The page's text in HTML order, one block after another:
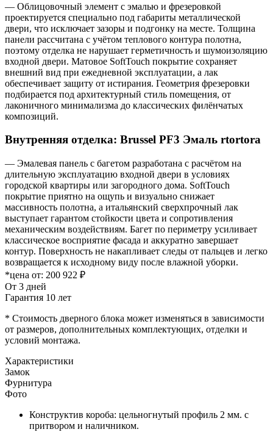
— Облицовочный элемент с эмалью и фрезеровкой
проектируется специально под габариты металлической
двери, что исключает зазоры и подгонку на месте. Толщина
панели рассчитана с учётом теплового контура полотна,
поэтому отделка не нарушает герметичность и шумоизоляцию
входной двери. Матовое SoftTouch покрытие сохраняет
внешний вид при ежедневной эксплуатации, а лак
обеспечивает защиту от истирания. Геометрия фрезеровки
подбирается под архитектурный стиль помещения, от
лаконичного минимализма до классических филёнчатых
композиций.
Внутренняя отделка: Brussel PF3 Эмаль rtortora
— Эмалевая панель с багетом разработана с расчётом на
длительную эксплуатацию входной двери в условиях
городской квартиры или загородного дома. SoftTouch
покрытие приятно на ощупь и визуально снижает
массивность полотна, а итальянский сверхпрочный лак
выступает гарантом стойкости цвета и сопротивления
механическим воздействиям. Багет по периметру усиливает
классическое восприятие фасада и аккуратно завершает
контур. Поверхность не накапливает следы от пальцев и легко
возвращается к исходному виду после влажной уборки.
*цена от: 200 922 ₽
От 3 дней
Гарантия 10 лет
* Стоимость дверного блока может изменяться в зависимости
от размеров, дополнительных комплектующих, отделки и
условий монтажа.
Характеристики
Замок
Фурнитура
Фото
Конструктив короба: цельногнутый профиль 2 мм. с
притвором и наличником.